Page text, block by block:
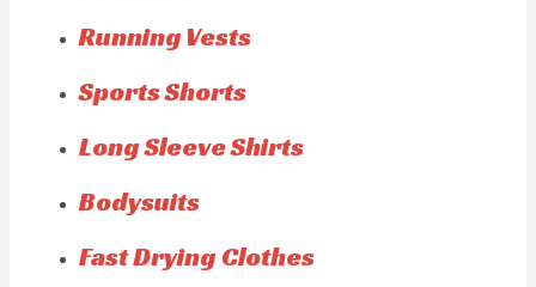
Running Vests
Sports Shorts
Long Sleeve Shirts
Bodysuits
Fast Drying Clothes